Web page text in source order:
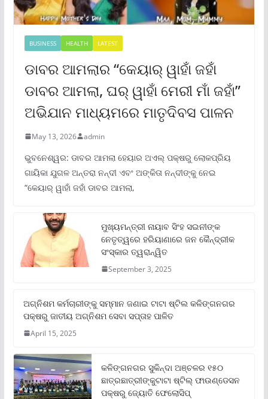
BUSINESS HEALTH LATEST
ଡାବର ଆମଲାର “କେୟାର୍ ୱାହାଁ ଜହାଁ
ଡାବର ଆମଲା, ଘର୍ ୱାହାଁ ମେରୀ ମାଁ ଜହାଁ”
ଅଭିଯାନ ମାଧ୍ୟମରେ ମାତୃଦିବସ ପାଳନ
May 13, 2026 admin
ଭୁବନେଶ୍ୱର: ଡାବର ଆମଲା ହେୟାର ଅଏଲ୍ ପକ୍ଷରୁ ଲୋକପ୍ରିୟ
ଗାୟିକା ଯୁଗଳ ଅନ୍ତରା ନନ୍ଦୀ ଏବଂ ଅଙ୍କିତା ନନ୍ଦୀଙ୍କୁ ନେଇ
“କେୟାର୍ ୱାହାଁ ଜହାଁ ଡାବର ଆମଲା,
ମୁଖ୍ୟମନ୍ତ୍ରୀ ନାୟାବ ସିଂହ ସଇନୀଙ୍କ
ନେତୃତ୍ୱରେ ହରିୟାଣାରେ ଜନ କୈନ୍ଦ୍ରୀକ
ସଂସ୍କାର ତ୍ୱରାନ୍ୱିତ
September 3, 2025
ଅଗ୍ନିଶମ କର୍ମଚାରୀଙ୍କୁ ସମ୍ମାନ ଜଣାଇ ଟାଟା ଷ୍ଟିଲ କଳିଙ୍ଗନଗର
ପକ୍ଷରୁ ଜାତୀୟ ଅଗ୍ନିଶମ ସେବା ସପ୍ତାହ ପାଳିତ
April 15, 2025
କଳିଙ୍ଗନଗର ସୁକିନ୍ଦା ଅଞ୍ଚଳର ୧୫୦
ଛାତ୍ରଛାତ୍ରୀଙ୍କୁଟାଟା ଷ୍ଟିଲ୍ ଫାଉଣ୍ଡେସନ
ପକ୍ଷରୁ ଜ୍ୟୋତି ଫେଲୋସିପ୍‌